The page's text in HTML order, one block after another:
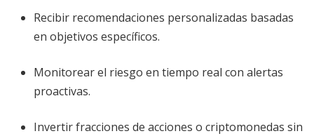
Recibir recomendaciones personalizadas basadas
en objetivos específicos.
Monitorear el riesgo en tiempo real con alertas
proactivas.
Invertir fracciones de acciones o criptomonedas sin